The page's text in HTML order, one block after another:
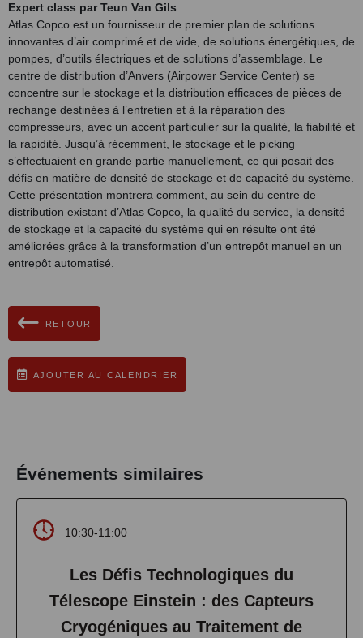
Expert class par Teun Van Gils
Atlas Copco est un fournisseur de premier plan de solutions
innovantes d’air comprimé et de vide, de solutions énergétiques, de
pompes, d’outils électriques et de solutions d’assemblage. Le
centre de distribution d’Anvers (Airpower Service Center) se
concentre sur le stockage et la distribution efficaces de pièces de
rechange destinées à l’entretien et à la réparation des
compresseurs, avec un accent particulier sur la qualité, la fiabilité et
la rapidité. Jusqu’à récemment, le stockage et le picking
s’effectuaient en grande partie manuellement, ce qui posait des
défis en matière de densité de stockage et de capacité du système.
Cette présentation montrera comment, au sein du centre de
distribution existant d’Atlas Copco, la qualité du service, la densité
de stockage et la capacité du système qui en résulte ont été
améliorées grâce à la transformation d’un entrepôt manuel en un
entrepôt automatisé.
RETOUR
AJOUTER AU CALENDRIER
Événements similaires
10:30-11:00
Les Défis Technologiques du
Télescope Einstein : des Capteurs
Cryogéniques au Traitement de